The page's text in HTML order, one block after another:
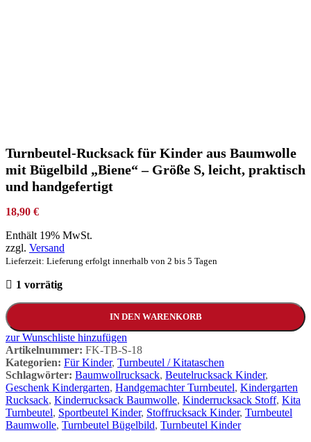
Turnbeutel-Rucksack für Kinder aus Baumwolle
mit Bügelbild „Biene“ – Größe S, leicht, praktisch
und handgefertigt
18,90 €
Enthält 19% MwSt.
zzgl. Versand
Lieferzeit: Lieferung erfolgt innerhalb von 2 bis 5 Tagen
1 vorrätig
IN DEN WARENKORB
zur Wunschliste hinzufügen
Artikelnummer: FK-TB-S-18
Kategorien: Für Kinder, Turnbeutel / Kitataschen
Schlagwörter: Baumwollrucksack, Beutelrucksack Kinder,
Geschenk Kindergarten, Handgemachter Turnbeutel, Kindergarten
Rucksack, Kinderrucksack Baumwolle, Kinderrucksack Stoff, Kita
Turnbeutel, Sportbeutel Kinder, Stoffrucksack Kinder, Turnbeutel
Baumwolle, Turnbeutel Bügelbild, Turnbeutel Kinder